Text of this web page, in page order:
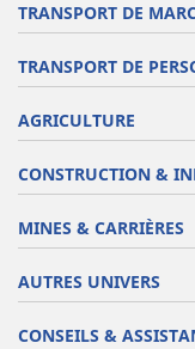
TRANSPORT DE
TRANSPORT DE
AGRICULTURE
CONSTRUCTION &
MINES & CARRIÈRES
AUTRES UNIVERS
CONSEILS &